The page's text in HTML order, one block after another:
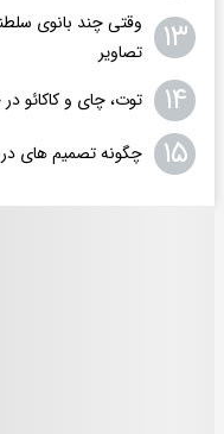
۱۳
وقتی چند بانوی
تصاویر
۱۴ توت، چای و کاکائو
۱۵ چگونه تصمیم های